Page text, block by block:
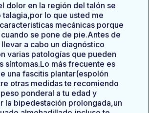
dolor en la región del talón se
lo que usted me
mecánicas porque
se pone de pie.Antes de
a cabo un diagnóstico
varias patologías que pueden
síntomas.Lo más frecuente es
una fascitis plantar(espolón
otras medidas te recomiendo
ponderal a tu edad y
la bipedestación prolongada,un